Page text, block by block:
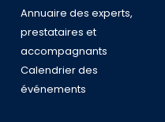
Annuaire des experts,
prestataires et
accompagnants
Calendrier des
événements